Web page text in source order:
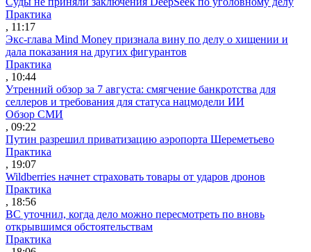
Практика
, 11:17
Экс-глава Mind Money признала вину по делу о хищении и
дала показания на других фигурантов
Практика
, 10:44
Утренний обзор за 7 августа: смягчение банкротства для
селлеров и требования для статуса нацмодели ИИ
Обзор СМИ
, 09:22
Путин разрешил приватизацию аэропорта Шереметьево
Практика
, 19:07
Wildberries начнет страховать товары от ударов дронов
Практика
, 18:56
ВС уточнил, когда дело можно пересмотреть по вновь
открывшимся обстоятельствам
Практика